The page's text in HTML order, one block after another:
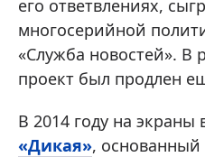
его ответвлениях,
многосерийной
«Служба новостей». В
проект был продлен
В 2014 году на
«Дикая»,